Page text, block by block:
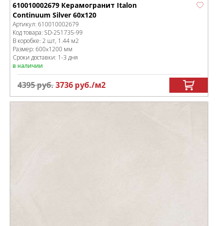
610010002679 Керамогранит Italon
Continuum Silver 60x120
Артикул: 610010002679
Код товара: SD-251735-99
В коробке: 2 шт, 1.44 м2
Размер: 600x1200 мм
Сроки доставки: 1-3 дня
в наличии
4395руб.3736 руб./м2